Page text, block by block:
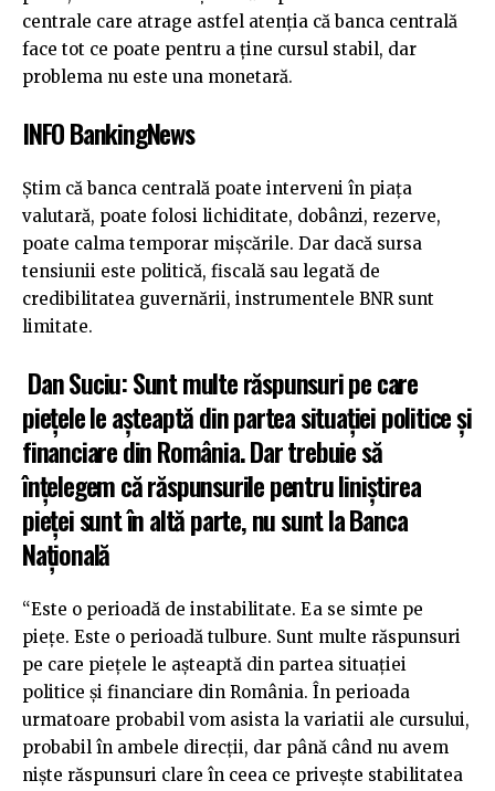
centrale care atrage astfel atenția că banca centrală
face tot ce poate pentru a ține cursul stabil, dar
problema nu este una monetară.
INFO BankingNews
Știm că banca centrală poate interveni în piața
valutară, poate folosi lichiditate, dobânzi, rezerve,
poate calma temporar mișcările. Dar dacă sursa
tensiunii este politică, fiscală sau legată de
credibilitatea guvernării, instrumentele BNR sunt
limitate.
Dan Suciu: Sunt multe răspunsuri pe care
pieţele le aşteaptă din partea situaţiei politice şi
financiare din România. Dar trebuie să
înţelegem că răspunsurile pentru liniştirea
pieţei sunt în altă parte, nu sunt la Banca
Naţională
“Este o perioadă de instabilitate. Ea se simte pe
pieţe. Este o perioadă tulbure. Sunt multe răspunsuri
pe care pieţele le aşteaptă din partea situaţiei
politice şi financiare din România. În perioada
urmatoare probabil vom asista la variatii ale cursului,
probabil în ambele direcţii, dar până când nu avem
nişte răspunsuri clare în ceea ce priveşte stabilitatea